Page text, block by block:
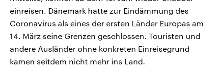
einreisen. Dänemark hatte zur Eindämmung des
Coronavirus als eines der ersten Länder Europas am
14. März seine Grenzen geschlossen. Touristen und
andere Ausländer ohne konkreten Einreisegrund
kamen seitdem nicht mehr ins Land.